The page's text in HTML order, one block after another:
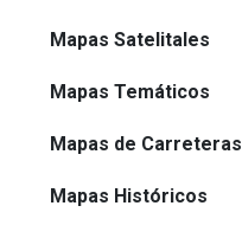
Mapas Satelitales
Mapas Temáticos
Mapas de Carreteras
Mapas Históricos